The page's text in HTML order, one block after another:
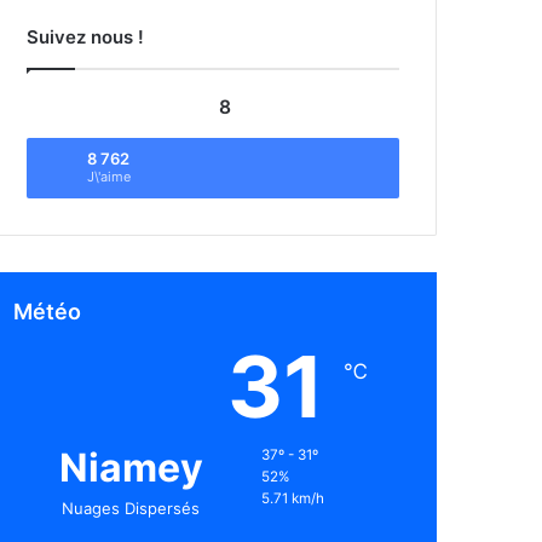
Suivez nous !
8
8 762
J\'aime
Météo
Niamey
Nuages Dispersés
31 ℃
37º - 31º
52%
5.71 km/h